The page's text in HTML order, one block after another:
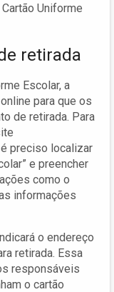
Uniforme
retirada
Escolar, a
para que os
de retirada. Para
preciso localizar
e preencher
como o
informações
o endereço
retirada. Essa
responsáveis
o cartão